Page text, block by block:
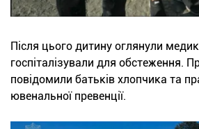
Після цього дитину оглянули
госпіталізували для обстеження.
повідомили батьків хлопчика та
ювенальної превенції.